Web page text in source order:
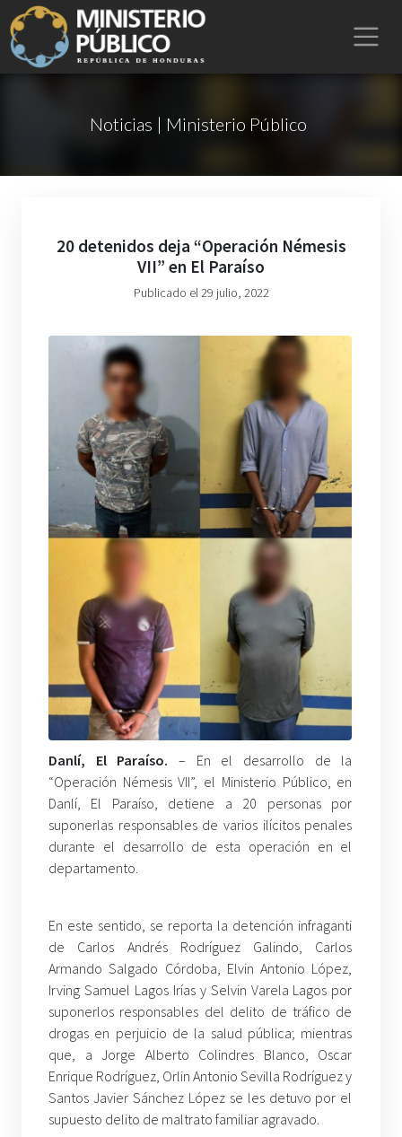
Noticias | Ministerio Público
20 detenidos deja “Operación Némesis
VII” en El Paraíso
Publicado el 29 julio, 2022
Danlí, El Paraíso. – En el desarrollo de la
“Operación Némesis VII”, el Ministerio Público, en
Danlí, El Paraíso, detiene a 20 personas por
suponerlas responsables de varios ilícitos penales
durante el desarrollo de esta operación en el
departamento.
En este sentido, se reporta la detención infraganti
de Carlos Andrés Rodríguez Galindo, Carlos
Armando Salgado Córdoba, Elvin Antonio López,
Irving Samuel Lagos Irías y Selvin Varela Lagos por
suponerlos responsables del delito de tráfico de
drogas en perjuicio de la salud pública; mientras
que, a Jorge Alberto Colindres Blanco, Oscar
Enrique Rodríguez, Orlin Antonio Sevilla Rodríguez y
Santos Javier Sánchez López se les detuvo por el
supuesto delito de maltrato familiar agravado.